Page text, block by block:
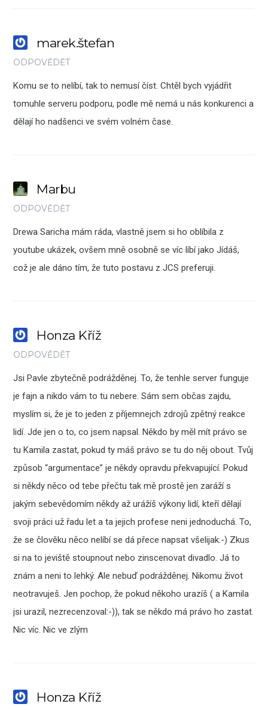
marek.štefan
ODPOVĚDĚT
Komu se to nelíbí, tak to nemusí číst. Chtěl bych vyjádřit
tomuhle serveru podporu, podle mě nemá u nás konkurenci a
dělají ho nadšenci ve svém volném čase.
Marbu
ODPOVĚDĚT
Drewa Saricha mám ráda, vlastně jsem si ho oblíbila z
youtube ukázek, ovšem mně osobně se víc líbí jako Jídáš,
což je ale dáno tím, že tuto postavu z JCS preferuji.
Honza Kříž
ODPOVĚDĚT
Jsi Pavle zbytečně podrážděnej. To, že tenhle server funguje
je fajn a nikdo vám to tu nebere. Sám sem občas zajdu,
myslím si, že je to jeden z příjemnejch zdrojů zpětný reakce
lidí. Jde jen o to, co jsem napsal. Někdo by měl mít právo se
tu Kamila zastat, pokud ty máš právo se tu do něj obout. Tvůj
způsob “argumentace” je někdy opravdu překvapující. Pokud
si někdy něco od tebe přečtu tak mě prostě jen zaráží s
jakým sebevědomím někdy až urážíš výkony lidí, kteří dělají
svoji práci už řadu let a ta jejich profese neni jednoduchá. To,
že se člověku něco nelíbí se dá přece napsat všelijak:-) Zkus
si na to jeviště stoupnout nebo zinscenovat divadlo. Já to
znám a neni to lehký. Ale nebuď podrážděnej. Nikomu život
neotravuješ. Jen pochop, že pokud někoho urazíš ( a Kamila
jsi urazil, nezrecenzoval:-)), tak se někdo má právo ho zastat.
Nic víc. Nic ve zlým
Honza Kříž